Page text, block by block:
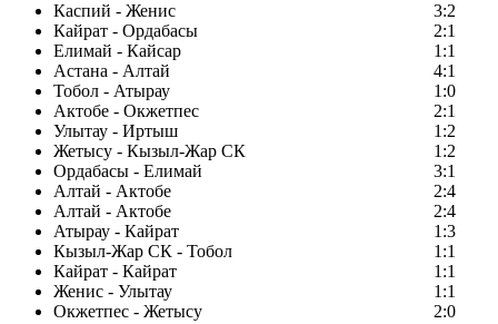
Каспий - Женис
3:2
Кайрат - Ордабасы
2:1
Елимай - Кайсар
1:1
Астана - Алтай
4:1
Тобол - Атырау
1:0
Актобе - Окжетпес
2:1
Улытау - Иртыш
1:2
Жетысу - Кызыл-Жар СК
1:2
Ордабасы - Елимай
3:1
Алтай - Актобе
2:4
Алтай - Актобе
2:4
Атырау - Кайрат
1:3
Кызыл-Жар СК - Тобол
1:1
Кайрат - Кайрат
1:1
Женис - Улытау
1:1
Окжетпес - Жетысу
2:0